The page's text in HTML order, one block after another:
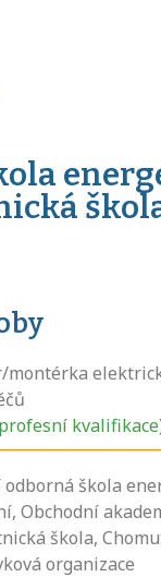
montérka
kvalifikace
škola
Obchodní
škola,
organizace